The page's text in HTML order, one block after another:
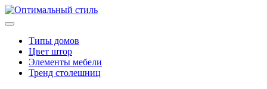
Типы домов
Цвет штор
Элементы мебели
Тренд столешниц